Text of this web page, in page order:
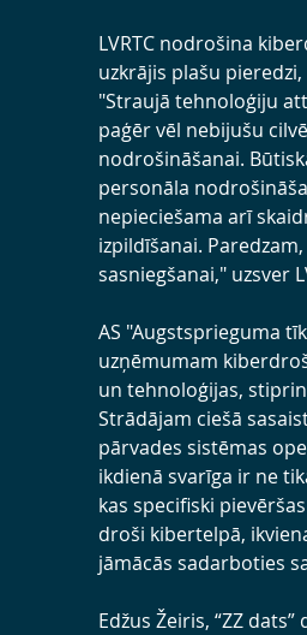
LVRTC nodrošina
uzkrājis plašu
"Straujā tehnoloģiju
paģēr vēl nebijušu
nodrošināšanai.
personāla
nepieciešama arī
izpildīšanai.
sasniegšanai," uzsver
AS "Augstsprieguma
uzņēmumam
un tehnoloģijas,
Strādājam ciešā
pārvades sistēmas
ikdienā svarīga ir ne
kas specifiski
droši kibertelpā,
jāmācās sadarboties
Edžus Žeiris, “ZZ